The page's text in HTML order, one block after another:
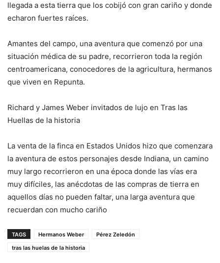
llegada a esta tierra que los cobijó con gran cariño y donde
echaron fuertes raíces.
Amantes del campo, una aventura que comenzó por una
situación médica de su padre, recorrieron toda la región
centroamericana, conocedores de la agricultura, hermanos
que viven en Repunta.
Richard y James Weber invitados de lujo en Tras las
Huellas de la historia
La venta de la finca en Estados Unidos hizo que comenzara
la aventura de estos personajes desde Indiana, un camino
muy largo recorrieron en una época donde las vías era
muy difíciles, las anécdotas de las compras de tierra en
aquellos días no pueden faltar, una larga aventura que
recuerdan con mucho cariño
TAGS Hermanos Weber
Pérez Zeledón
tras las huelas de la historia